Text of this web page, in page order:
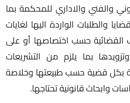
والفني والاداري للمحكمة بما
والطلبات الواردة اليها لغايات
القضائية حسب اختصاصها أو على
بما يلزم من التشريعات
بكل قضية حسب طبيعتها وخلاصة
وابحاث قانونية تحتاجها.